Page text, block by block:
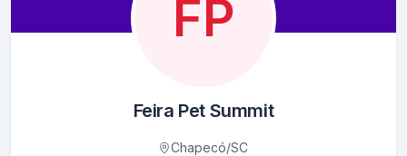
FP
Feira Pet Summit
Chapecó/SC